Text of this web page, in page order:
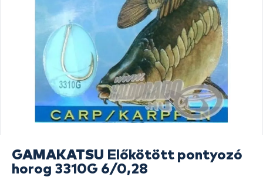
GAMAKATSU Előkötött pontyozó
horog 3310G 6/0,28